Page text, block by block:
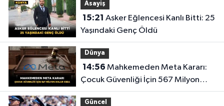
Asayiş
15:21
Yaşındaki Genç Öldü
Dünya
14:56
Çocuk Güvenliği İçin 567 Milyon
Dolar Ceza
Güncel